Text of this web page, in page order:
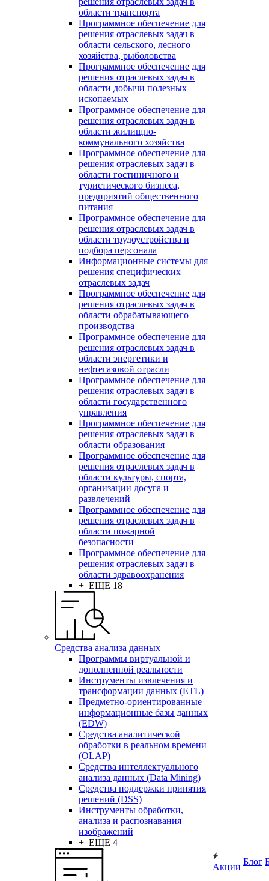
области транспорта
Программное обеспечение для
решения отраслевых задач в
области сельского, лесного
хозяйства, рыболовства
Программное обеспечение для
решения отраслевых задач в
области добычи полезных
ископаемых
Программное обеспечение для
решения отраслевых задач в
области жилищно-
коммунального хозяйства
Программное обеспечение для
решения отраслевых задач в
области гостиничного и
туристического бизнеса,
предприятий общественного
питания
Программное обеспечение для
решения отраслевых задач в
области трудоустройства и
подбора персонала
Информационные системы для
решения специфических
отраслевых задач
Программное обеспечение для
решения отраслевых задач в
области обрабатывающего
производства
Программное обеспечение для
решения отраслевых задач в
области энергетики и
нефтегазовой отрасли
Программное обеспечение для
решения отраслевых задач в
области государственного
управления
Программное обеспечение для
решения отраслевых задач в
области образования
Программное обеспечение для
решения отраслевых задач в
области культуры, спорта,
организации досуга и
развлечений
Программное обеспечение для
решения отраслевых задач в
области пожарной
безопасности
Программное обеспечение для
решения отраслевых задач в
области здравоохранения
+ ЕЩЕ 18
Средства анализа данных
Программы виртуальной и
дополненной реальности
Инструменты извлечения и
трансформации данных (ETL)
Предметно-ориентированные
информационные базы данных
(EDW)
Средства аналитической
обработки в реальном времени
(OLAP)
Средства интеллектуального
анализа данных (Data Mining)
Средства поддержки принятия
решений (DSS)
Инструменты обработки,
анализа и распознавания
изображений
+ ЕЩЕ 4
Акции
Блог